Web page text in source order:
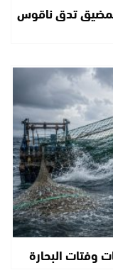
تدق ناقوس
وفتات البحارة